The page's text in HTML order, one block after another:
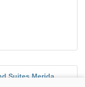
Suites Merida